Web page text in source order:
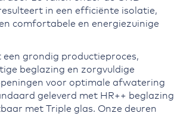
in een efficiënte isolatie,
comfortabele en energiezuinige
een grondig productieproces,
beglazing en zorgvuldige
voor optimale afwatering
geleverd met HR++ beglazing
met Triple glas. Onze deuren